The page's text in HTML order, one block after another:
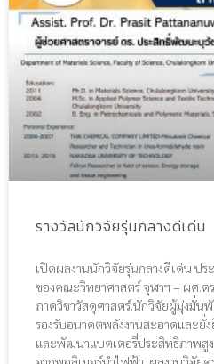
รางวัลนักวิจัยรุ่นกลางดีเด่น
เปิดผลงานนักวิจัยรุ่นกลางดีเด่น ปร
ของคณะวิทยาศาสตร์ จุฬาฯ – ผศ.
ภาควิชาวัสดุศาสตร์.นักวิจัยผู้มุ่งมั่น
รองรับอนาคตพลังงานสะอาดและยั่
และพัฒนาแบตเตอรี่ประสิทธิภาพสู